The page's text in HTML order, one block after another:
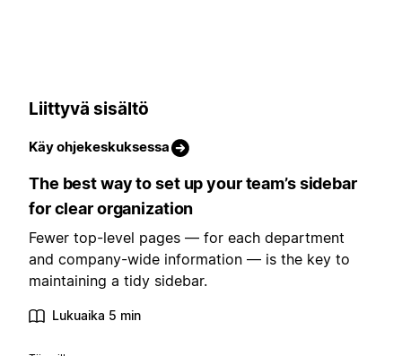
Liittyvä sisältö
Käy ohjekeskuksessa
The best way to set up your team’s sidebar
for clear organization
Fewer top-level pages — for each department
and company-wide information — is the key to
maintaining a tidy sidebar.
Lukuaika 5 min